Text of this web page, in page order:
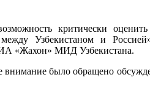
критически оценить
Узбекистаном и
ИА «Жахон» МИД Узбекистана.
внимание было обращено